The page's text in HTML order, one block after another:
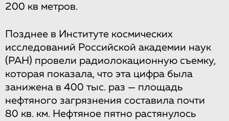
200 кв метров.
Позднее в Институте космических
исследований Российской академии наук
(РАН) провели радиолокационную съемку,
которая показала, что эта цифра была
занижена в 400 тыс. раз — площадь
нефтяного загрязнения составила почти
80 кв. км. Нефтяное пятно растянулось